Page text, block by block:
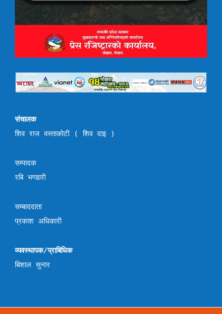
संचालक
शिव राज वस्ताकोटी ( शिव दाइ )
सम्पादक
रबि भण्डारी
सम्बाददाता
प्रकाश अधिकारी
व्यवस्थापक/प्राबिधिक
बिशाल सुनार